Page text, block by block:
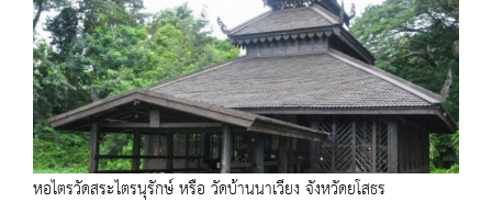
หอไตรวัดสระไตรนุรักษ์ หรือ วัดบ้านนาเวียง จังหวัดยโสธร